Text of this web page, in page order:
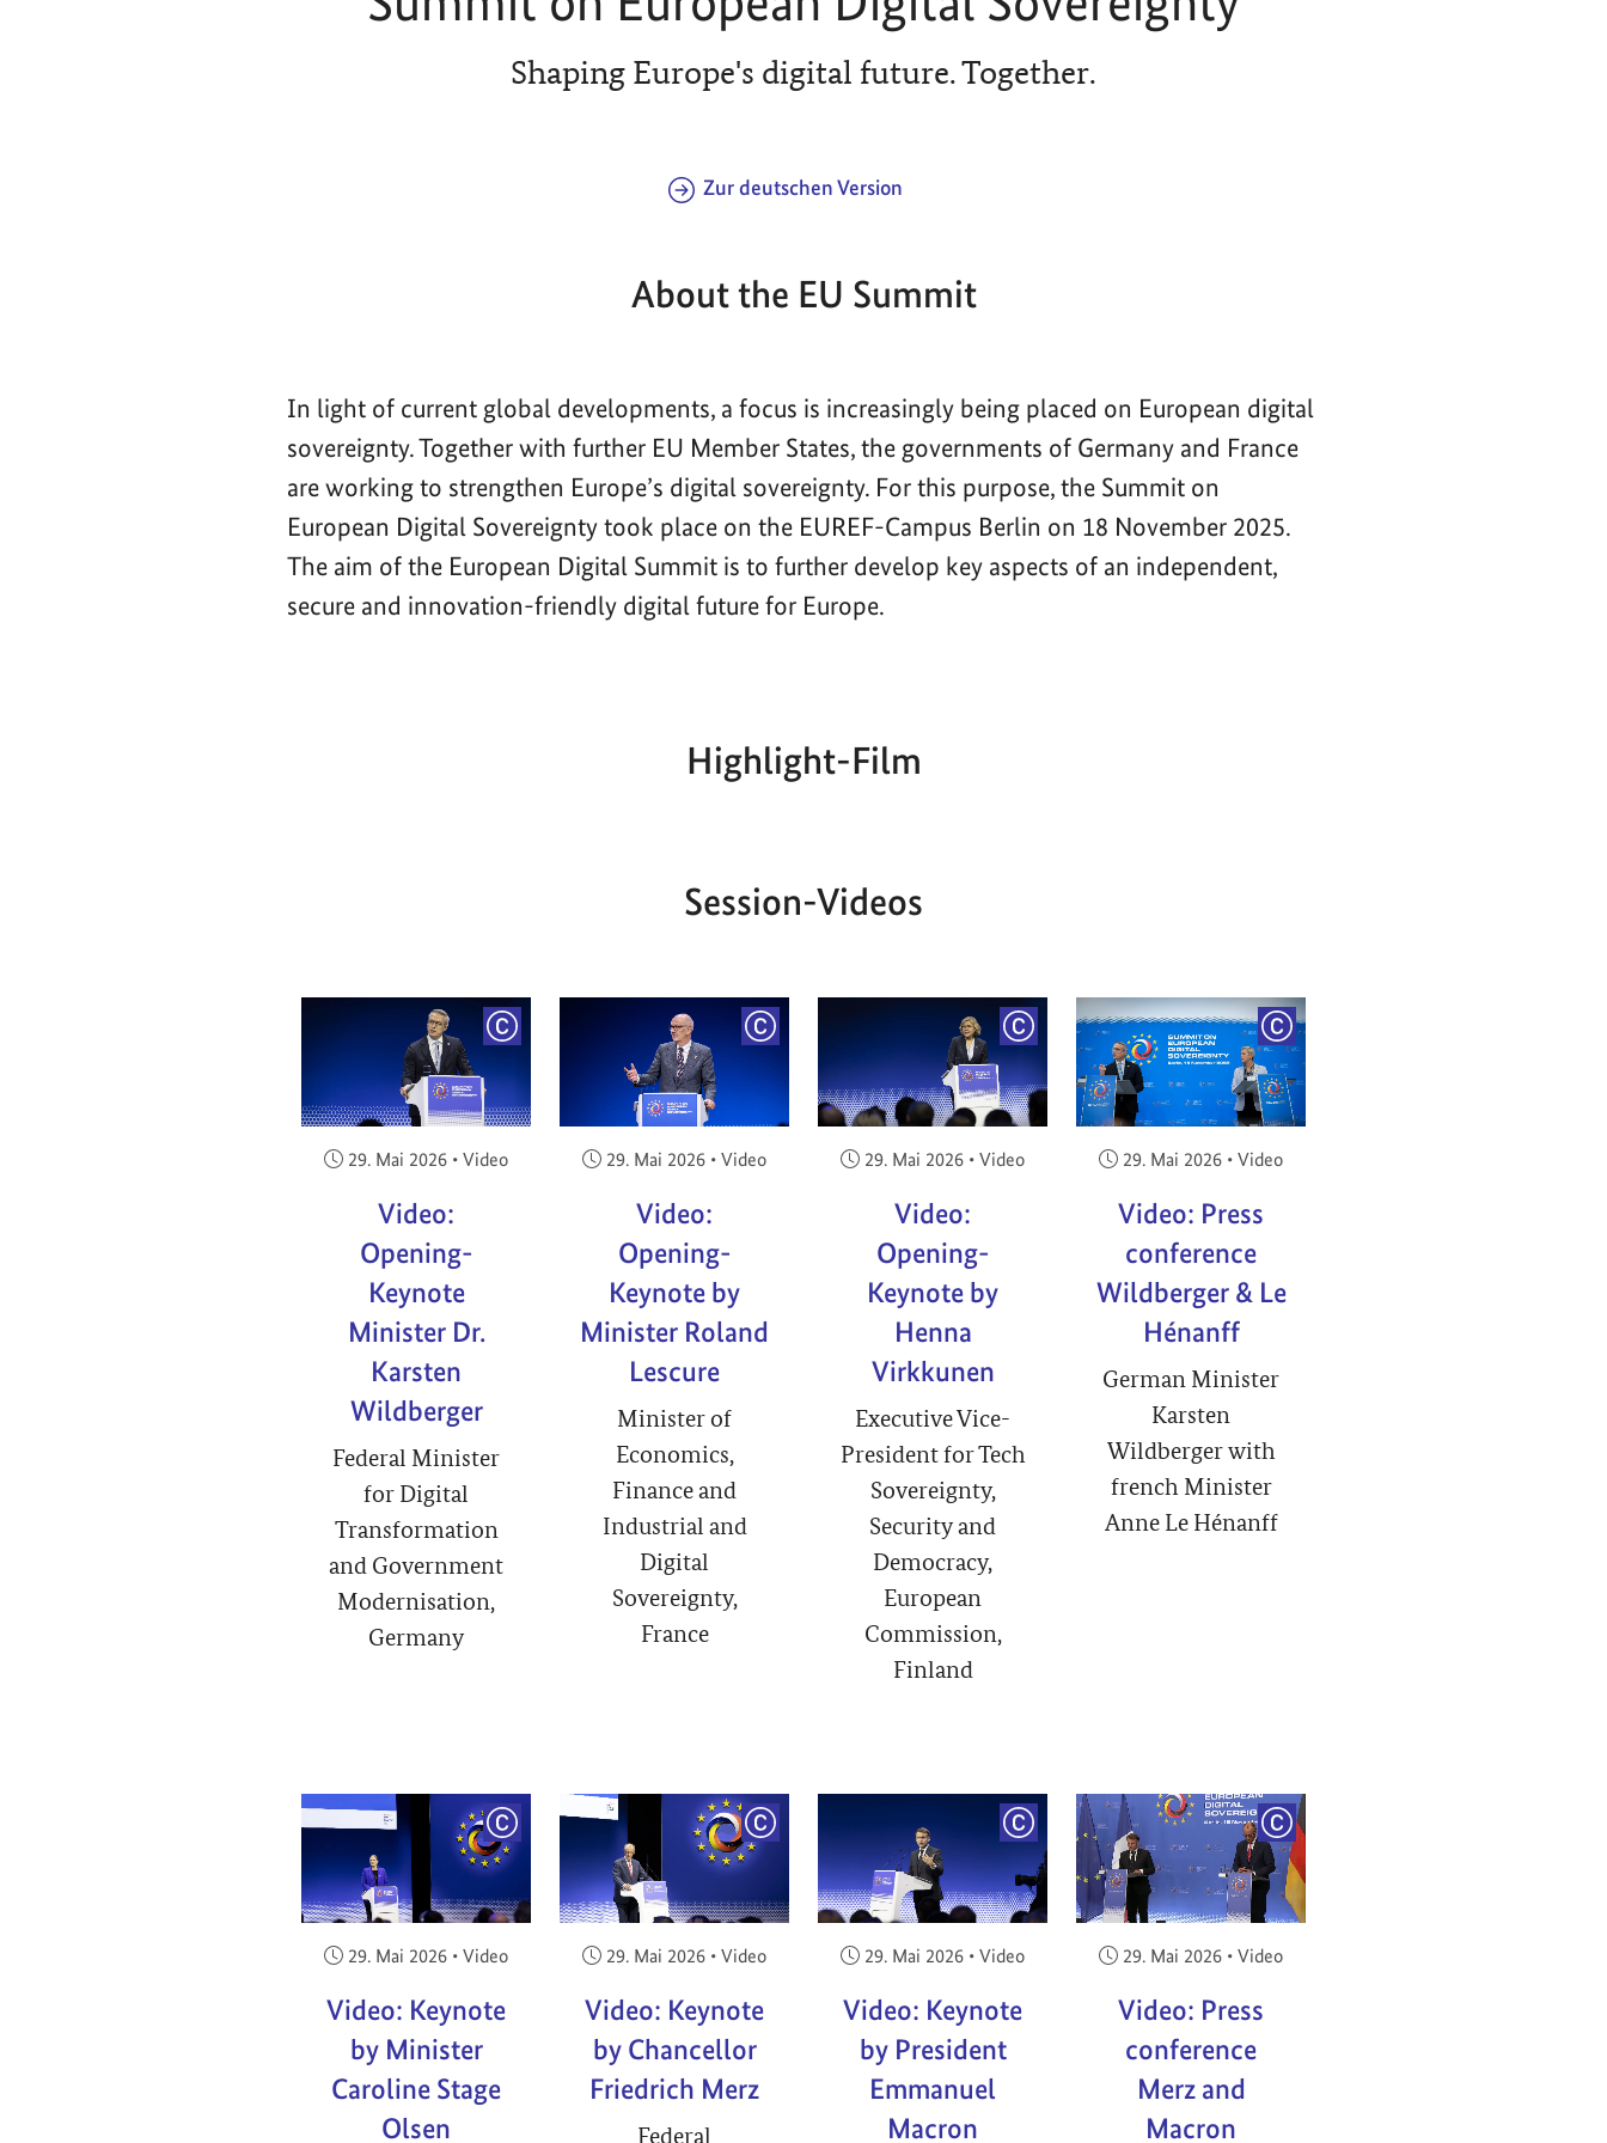
Shaping Europe's digital future. Together.
Zur deutschen Version
About the EU Summit
In light of current global developments, a focus is increasingly being placed on European digital
sovereignty. Together with further EU Member States, the governments of Germany and France
are working to strengthen Europe’s digital sovereignty. For this purpose, the Summit on
European Digital Sovereignty took place on the EUREF-Campus Berlin on 18 November 2025.
The aim of the European Digital Summit is to further develop key aspects of an independent,
secure and innovation-friendly digital future for Europe.
Highlight-Film
Aktueller
00:00|Gesamtlaufzeit
00:00
Session-Videos
COPYRIGHT
Veröffentlicht am:
29. Mai 2026 • Video
Video:
Opening-
Keynote
Minister Dr.
Karsten
Wildberger
Federal Minister
for Digital
Transformation
and Government
Modernisation,
Germany
COPYRIGHT
Veröffentlicht am:
29. Mai 2026 • Video
Video:
Opening-
Keynote by
Minister Roland
Lescure
Minister of
Economics,
Finance and
Industrial and
Digital
Sovereignty,
France
COPYRIGHT
Veröffentlicht am:
29. Mai 2026 • Video
Video:
Opening-
Keynote by
Henna
Virkkunen
Executive Vice-
President for Tech
Sovereignty,
Security and
Democracy,
European
Commission,
Finland
COPYRIGHT
Veröffentlicht am:
29. Mai 2026 • Video
Video: Press
conference
Wildberger & Le
Hénanff
German Minister
Karsten
Wildberger with
french Minister
Anne Le Hénanff
COPYRIGHT
Veröffentlicht am:
29. Mai 2026 • Video
Video: Keynote
by Minister
Caroline Stage
Olsen
COPYRIGHT
Veröffentlicht am:
29. Mai 2026 • Video
Video: Keynote
by Chancellor
Friedrich Merz
Federal
COPYRIGHT
Veröffentlicht am:
29. Mai 2026 • Video
Video: Keynote
by President
Emmanuel
Macron
COPYRIGHT
Veröffentlicht am:
29. Mai 2026 • Video
Video: Press
conference
Merz and
Macron